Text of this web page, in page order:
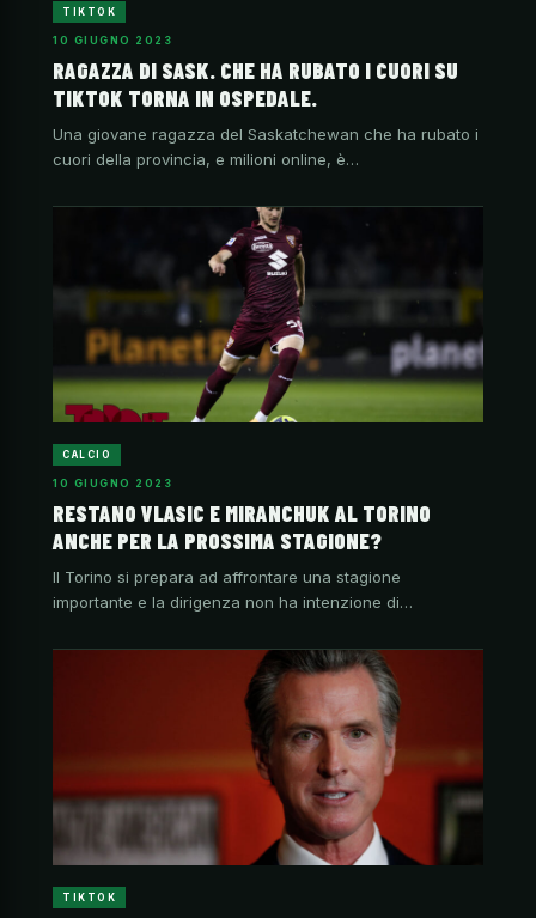
TIKTOK
10 GIUGNO 2023
RAGAZZA DI SASK. CHE HA RUBATO I CUORI SU
TIKTOK TORNA IN OSPEDALE.
Una giovane ragazza del Saskatchewan che ha rubato i
cuori della provincia, e milioni online, è…
CALCIO
10 GIUGNO 2023
RESTANO VLASIC E MIRANCHUK AL TORINO
ANCHE PER LA PROSSIMA STAGIONE?
Il Torino si prepara ad affrontare una stagione
importante e la dirigenza non ha intenzione di…
TIKTOK